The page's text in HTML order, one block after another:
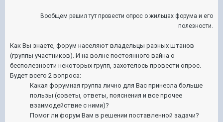
Вообщем решил тут провести опрос о жильцах форума и его
полезности.
Как Вы знаете, форум населяют владельцы разных штанов
(группы участников). И на волне постоянного вайна о
бесполезности некоторых групп, захотелось провести опрос.
Будет всего 2 вопроса:
Какая форумная группа лично для Вас принесла больше
пользы (советы, ответы, пояснения и все прочее
взаимодействие с ними)?
Помог ли форум Вам в решении поставленной задачи?